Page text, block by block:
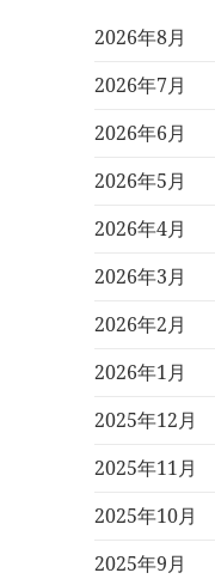
2026年8月
2026年7月
2026年6月
2026年5月
2026年4月
2026年3月
2026年2月
2026年1月
2025年12月
2025年11月
2025年10月
2025年9月